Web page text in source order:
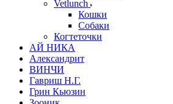
Vetlunch
Кошки
Собаки
Когтеточки
АЙ НИКА
Александрит
ВИНЧИ
Гавриш Н.Г.
Грин Кьюзин